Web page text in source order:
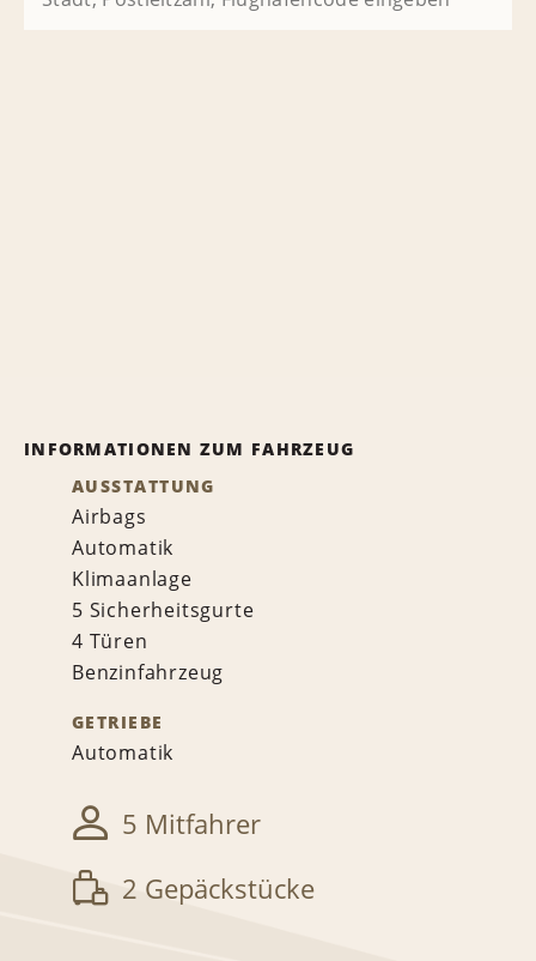
INFORMATIONEN ZUM FAHRZEUG
AUSSTATTUNG
Airbags
Automatik
Klimaanlage
5 Sicherheitsgurte
4 Türen
Benzinfahrzeug
GETRIEBE
Automatik
5 Mitfahrer
2 Gepäckstücke